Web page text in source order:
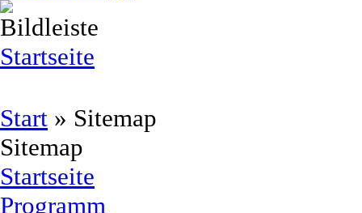
Startseite
Start » Sitemap
Sitemap
Startseite
Programm